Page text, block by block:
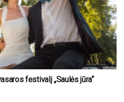
festivalį „Saulės jūra“